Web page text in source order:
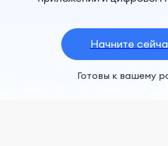
Начните
Готовы к вашему